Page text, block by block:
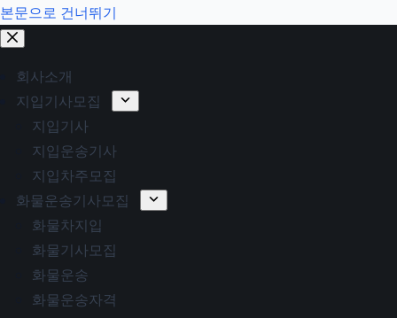
본문으로 건너뛰기
회사소개
지입기사모집
지입기사
지입운송기사
지입차주모집
화물운송기사모집
화물차지입
화물기사모집
화물운송
화물운송자격